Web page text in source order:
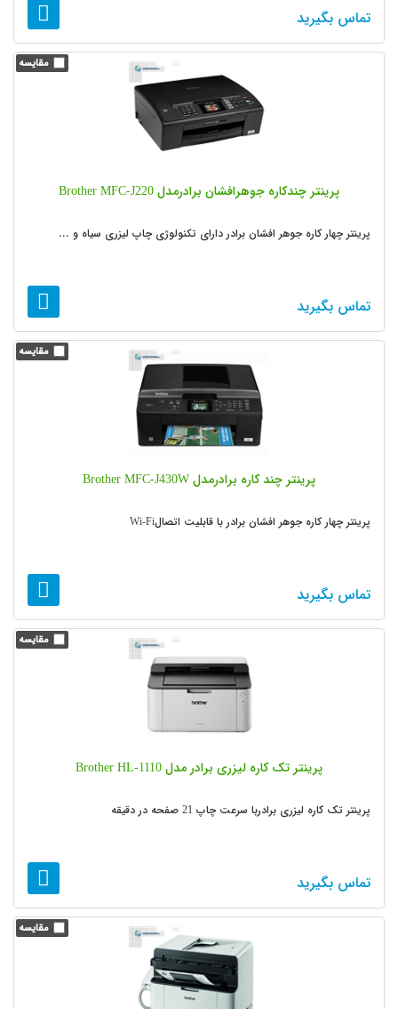
تماس بگیرید
پرینتر چندکاره جوهرافشان برادرمدل Brother MFC-J220
پرینتر چهار کاره جوهر افشان برادر دارای تکنولوژی چاپ لیزری سیاه و ...
تماس بگیرید
پرینتر چند کاره برادرمدل Brother MFC-J430W
پرینتر چهار کاره جوهر افشان برادر با قابلیت اتصالWi-Fi
تماس بگیرید
پرینتر تک کاره لیزری برادر مدل Brother HL-1110
پرینتر تک کاره لیزری برادربا سرعت چاپ 21 صفحه در دقیقه
تماس بگیرید